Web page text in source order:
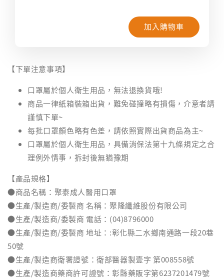
加入購物車
【下單注意事項】
口罩屬於個人衛生用品，無法退換貨哦!
商品一律紙箱裝箱出貨，難免碰撞略有損傷，介意者請
謹慎下單~
每批口罩顏色略有色差，請依照實際出貨商品為主~
口罩屬於個人衛生用品，具備消保法第十九條規定之合
理例外情事，拆封後無猶豫期
【產品規格】
●商品名稱：聚泰成人醫用口罩
●生產/製造商/委製商 名稱：聚隆纖維股份有限公司
●生產/製造商/委製商 電話：(04)8796000
●生產/製造商/委製商 地址：:彰化縣二水鄉南通路一段20巷
50號
●生產/製造商衛署證號：衛部醫器製壹字 第008558號
●生產/製造商藥商許可證號：彰縣藥販字第6237201479號